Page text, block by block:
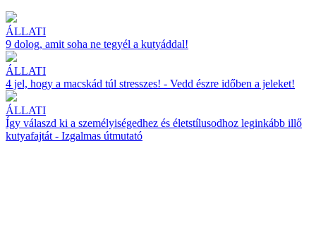
ÁLLATI
9 dolog, amit soha ne tegyél a kutyáddal!
ÁLLATI
4 jel, hogy a macskád túl stresszes! - Vedd észre időben a jeleket!
ÁLLATI
Így válaszd ki a személyiségedhez és életstílusodhoz leginkább illő
kutyafajtát - Izgalmas útmutató